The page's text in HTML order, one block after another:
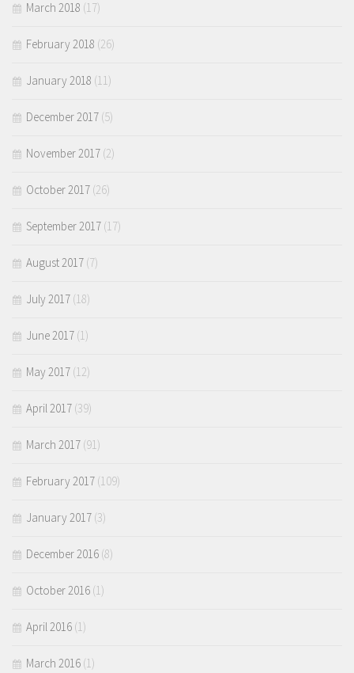
March 2018 (17)
February 2018 (26)
January 2018 (11)
December 2017 (5)
November 2017 (2)
October 2017 (26)
September 2017 (17)
August 2017 (7)
July 2017 (18)
June 2017 (1)
May 2017 (12)
April 2017 (39)
March 2017 (91)
February 2017 (109)
January 2017 (3)
December 2016 (8)
October 2016 (1)
April 2016 (1)
March 2016 (1)